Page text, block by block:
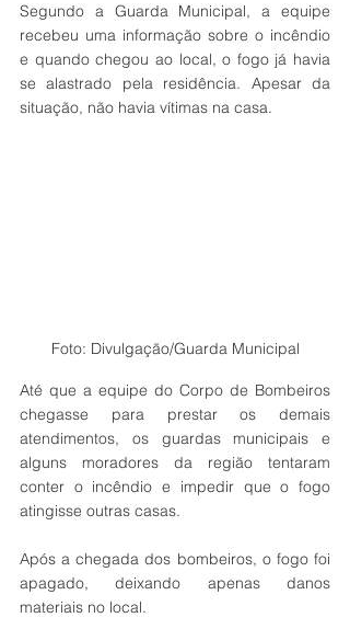
Segundo a Guarda Municipal, a equipe
recebeu uma informação sobre o incêndio
e quando chegou ao local, o fogo já havia
se alastrado pela residência. Apesar da
situação, não havia vítimas na casa.
Foto: Divulgação/Guarda Municipal
Até que a equipe do Corpo de Bombeiros
chegasse para prestar os demais
atendimentos, os guardas municipais e
alguns moradores da região tentaram
conter o incêndio e impedir que o fogo
atingisse outras casas.
Após a chegada dos bombeiros, o fogo foi
apagado, deixando apenas danos
materiais no local.